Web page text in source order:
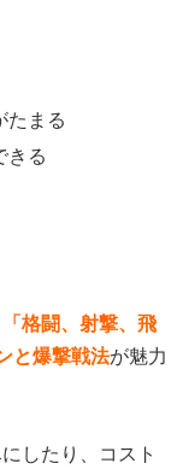
たまる
きる
「格闘、射撃、飛
と爆撃戦法が魅力
したり、コスト